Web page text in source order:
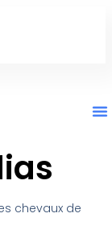
chevaux de